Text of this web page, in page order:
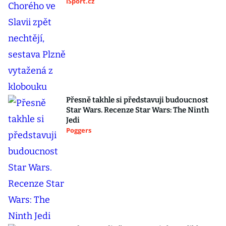
Přesně takhle si představuji budoucnost
Star Wars. Recenze Star Wars: The Ninth
Jedi
Poggers